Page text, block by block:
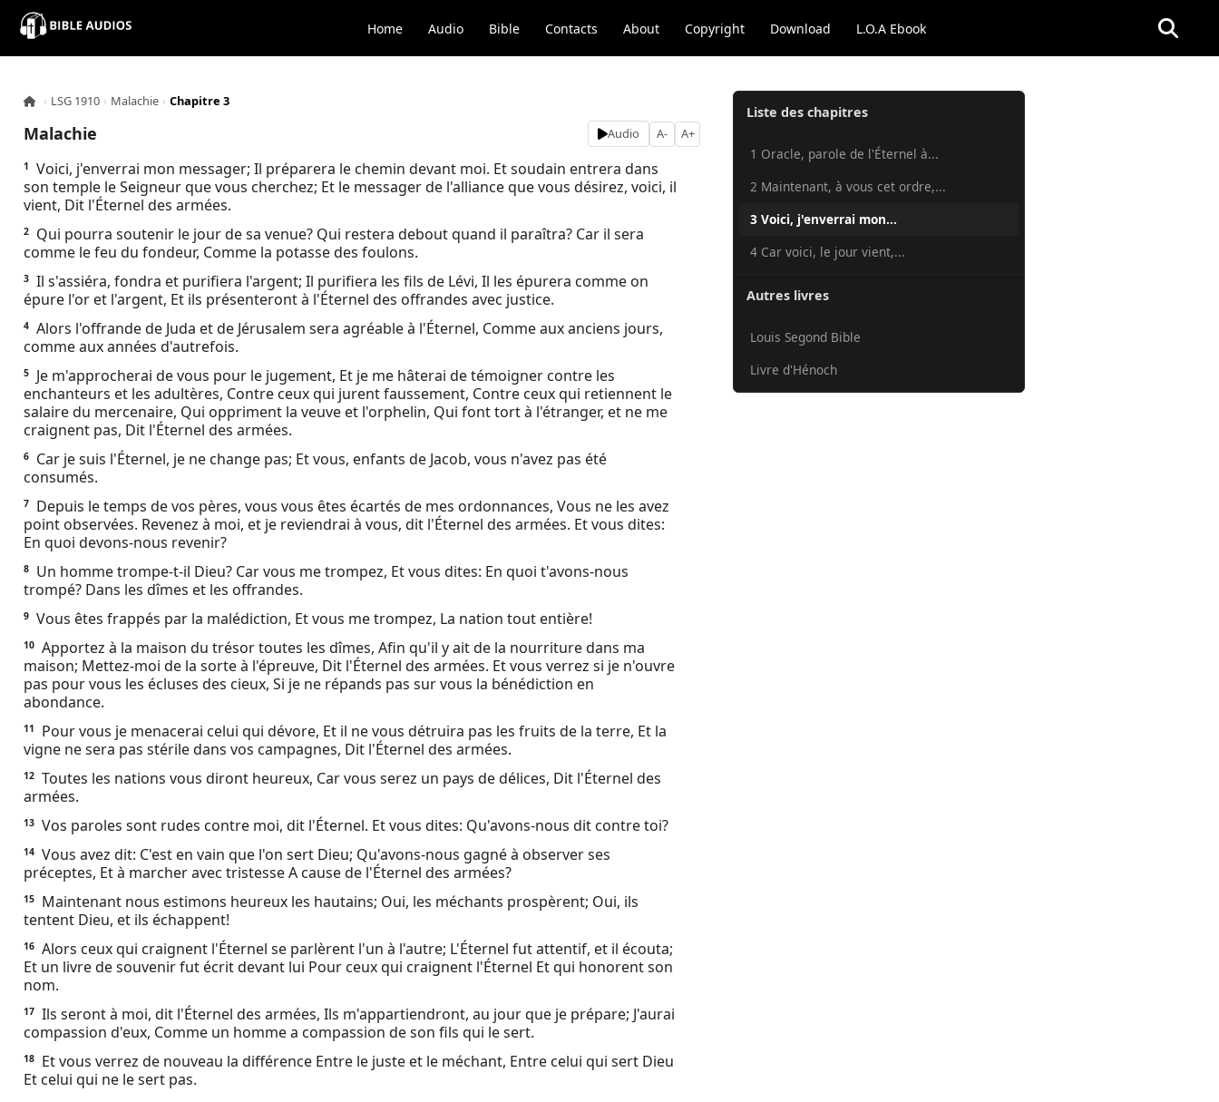
Home Audio Bible Contacts About Copyright Download L.O.A Ebook
×
Audio
Bible
Contacts
About
Copyright
Download
L.O.A
Ebook
› LSG 1910 › Malachie › Chapitre 3
Malachie Audio A- A+
1
Voici, j'enverrai mon messager; Il préparera le chemin devant moi. Et soudain entrera dans
son temple le Seigneur que vous cherchez; Et le messager de l'alliance que vous désirez, voici, il
vient, Dit l'Éternel des armées.
2
Qui pourra soutenir le jour de sa venue? Qui restera debout quand il paraîtra? Car il sera
comme le feu du fondeur, Comme la potasse des foulons.
3 Il s'assiéra, fondra et purifiera l'argent; Il purifiera les fils de Lévi, Il les épurera comme on
épure l'or et l'argent, Et ils présenteront à l'Éternel des offrandes avec justice.
4 Alors l'offrande de Juda et de Jérusalem sera agréable à l'Éternel, Comme aux anciens jours,
comme aux années d'autrefois.
5
Je m'approcherai de vous pour le jugement, Et je me hâterai de témoigner contre les
enchanteurs et les adultères, Contre ceux qui jurent faussement, Contre ceux qui retiennent le
salaire du mercenaire, Qui oppriment la veuve et l'orphelin, Qui font tort à l'étranger, et ne me
craignent pas, Dit l'Éternel des armées.
6
Car je suis l'Éternel, je ne change pas; Et vous, enfants de Jacob, vous n'avez pas été
consumés.
7
Depuis le temps de vos pères, vous vous êtes écartés de mes ordonnances, Vous ne les avez
point observées. Revenez à moi, et je reviendrai à vous, dit l'Éternel des armées. Et vous dites:
En quoi devons-nous revenir?
8
Un homme trompe-t-il Dieu? Car vous me trompez, Et vous dites: En quoi t'avons-nous
trompé? Dans les dîmes et les offrandes.
9 Vous êtes frappés par la malédiction, Et vous me trompez, La nation tout entière!
10 Apportez à la maison du trésor toutes les dîmes, Afin qu'il y ait de la nourriture dans ma
maison; Mettez-moi de la sorte à l'épreuve, Dit l'Éternel des armées. Et vous verrez si je n'ouvre
pas pour vous les écluses des cieux, Si je ne répands pas sur vous la bénédiction en
abondance.
11
Pour vous je menacerai celui qui dévore, Et il ne vous détruira pas les fruits de la terre, Et la
vigne ne sera pas stérile dans vos campagnes, Dit l'Éternel des armées.
12 Toutes les nations vous diront heureux, Car vous serez un pays de délices, Dit l'Éternel des
armées.
13 Vos paroles sont rudes contre moi, dit l'Éternel. Et vous dites: Qu'avons-nous dit contre toi?
14 Vous avez dit: C'est en vain que l'on sert Dieu; Qu'avons-nous gagné à observer ses
préceptes, Et à marcher avec tristesse A cause de l'Éternel des armées?
15
Maintenant nous estimons heureux les hautains; Oui, les méchants prospèrent; Oui, ils
tentent Dieu, et ils échappent!
16 Alors ceux qui craignent l'Éternel se parlèrent l'un à l'autre; L'Éternel fut attentif, et il écouta;
Et un livre de souvenir fut écrit devant lui Pour ceux qui craignent l'Éternel Et qui honorent son
nom.
17 Ils seront à moi, dit l'Éternel des armées, Ils m'appartiendront, au jour que je prépare; J'aurai
compassion d'eux, Comme un homme a compassion de son fils qui le sert.
18
Et vous verrez de nouveau la différence Entre le juste et le méchant, Entre celui qui sert Dieu
Et celui qui ne le sert pas.
Liste des chapitres
1 Oracle, parole de l'Éternel à...
2 Maintenant, à vous cet ordre,...
3 Voici, j'enverrai mon...
4 Car voici, le jour vient,...
Autres livres
Louis Segond Bible
Livre d'Hénoch